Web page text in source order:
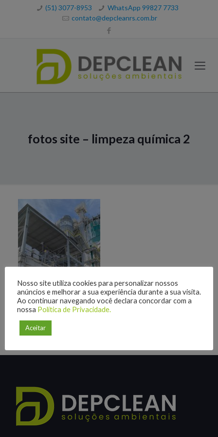
(51) 3077-8953
WhatsApp 99827 7733
contato@depcleanrs.com.br
fotos site – limpeza química 2
Nosso site utiliza cookies para personalizar nossos
anúncios e melhorar a sua experiência durante a sua visita.
Ao continuar navegando você declara concordar com a
nossa Política de Privacidade.
Aceitar